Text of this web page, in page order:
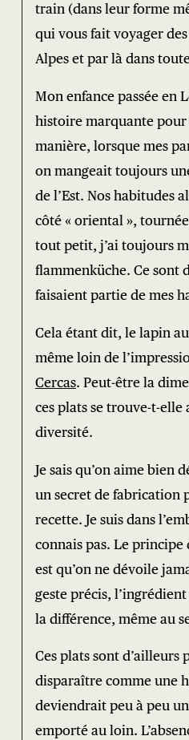
train (dans leur forme
qui vous fait voyager
Alpes et par là dans
Mon enfance passée en
histoire marquante pour
manière, lorsque mes
on mangeait toujours
de l’Est. Nos habitudes
côté « oriental »,
tout petit, j’ai toujours
flammenküche. Ce sont
faisaient partie de mes
Cela étant dit, le lapin
même loin de
Cercas. Peut-être la
ces plats se trouve-t-elle
diversité.
Je sais qu’on aime bien
un secret de fabrication
recette. Je suis dans
connais pas. Le principe
est qu’on ne dévoile
geste précis,
la différence, même au
Ces plats sont d’ailleurs
disparaître comme une
deviendrait peu à peu
emporté au loin.